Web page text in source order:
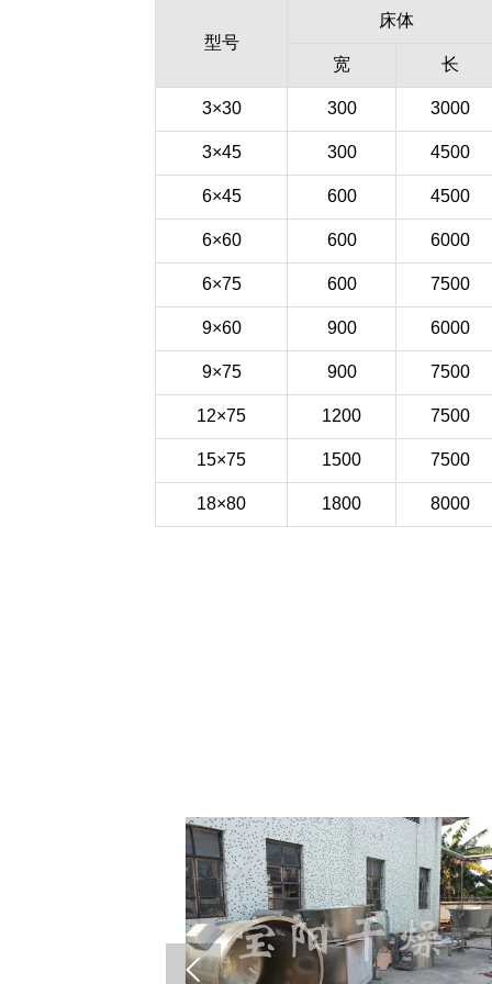
型号
床体
宽 长
3×30 300 3000
3×45 300 4500
6×45 600 4500
6×60 600 6000
6×75 600 7500
9×60 900 6000
9×75 900 7500
12×75 1200 7500
15×75 1500 7500
18×80 1800 8000
